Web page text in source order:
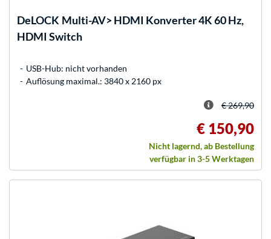
DeLOCK Multi-AV> HDMI Konverter 4K 60 Hz,
HDMI Switch
USB-Hub: nicht vorhanden
Auflösung maximal.: 3840 x 2160 px
€ 269,90
€ 150,90
Nicht lagernd, ab Bestellung
verfügbar in 3-5 Werktagen